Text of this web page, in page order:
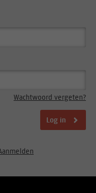
Wachtwoord vergeten?
Log in